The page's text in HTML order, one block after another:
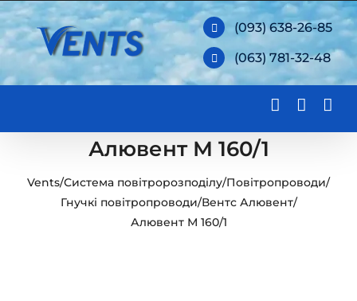
Skip
to
content
(093) 638-26-85
(063) 781-32-48
Алювент М 160/1
Vents/Система повітророзподілу/Повітропроводи/
Гнучкі повітропроводи/Вентс Алювент/
Алювент М 160/1